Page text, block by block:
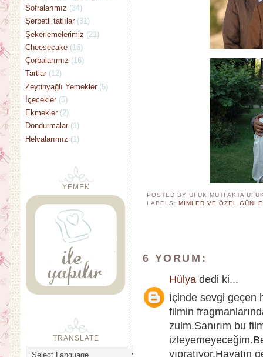
POSTED BY UFUK MUTFAKTA
LABELS:MIMLER VE ÖZEL
6 YORUM:
Hülya dedi ki...
İçinde sevgi geçen
filmin
zulm.Sanırım bu
yıpratıyor.Hayatın
Sofralarımız (34)
Şerbetli tatlılar (31)
Şekerlemelerimiz (21)
Cheesecake (16)
Çorbalarımız (16)
Tartlar (12)
Zeytinyağlı Yemekler (5)
İçecekler (5)
Ekmekler (2)
Dondurmalar (1)
Helvalarımız (1)
YEMEK
TRANSLATE